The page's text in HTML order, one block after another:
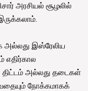
அரசியல் சூழலில்
அல்லது இஸ்ரேலிய
எதிர்கால
திட்டம் அல்லது தடைகள்
நோக்கமாகக்